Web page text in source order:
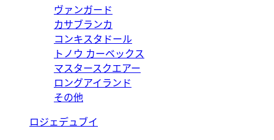
ヴァンガード
カサブランカ
コンキスタドール
トノウ カーベックス
マスタースクエアー
ロングアイランド
その他
ロジェデュブイ